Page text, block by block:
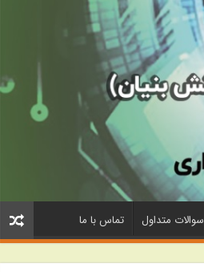
سوالات متداول تماس با ما